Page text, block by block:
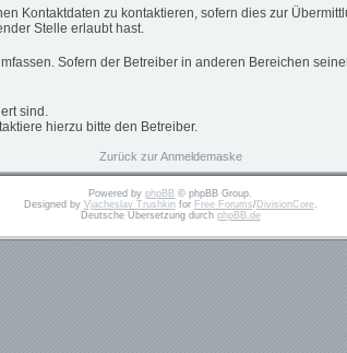
Kontaktdaten zu kontaktieren, sofern dies zur
Stelle erlaubt hast.
Sofern der Betreiber in anderen Bereichen
sind.
hierzu bitte den Betreiber.
Zurück zur Anmeldemaske
Powered by phpBB © phpBB Group.
Designed by Vjacheslav Trushkinfor Free Forums/DivisionCore.
Deutsche Übersetzung durch phpBB.de